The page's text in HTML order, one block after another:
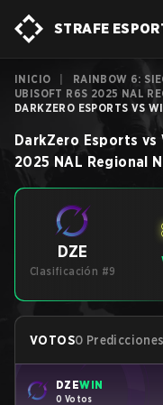
STRAFE
INICIO RAINBOW 6:
UBISOFT R6S 2025 NAL
DARKZERO ESPORTS VS
DarkZero Esports vs
2025 NAL Regional
DZE
Clasificación #9
VOTOS0 Predicciones
DZEWIN
0 Votos